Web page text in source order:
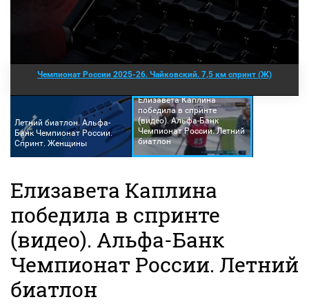
Чемпионат России 2025-26. Чайковский. 7,5 км спринт (Ж)
Летний биатлон. Альфа-
Банк Чемпионат России.
Спринт. Женщины
Елизавета Каплина
победила в спринте
(видео). Альфа-Банк
Чемпионат России. Летний
биатлон
Елизавета Каплина
победила в спринте
(видео). Альфа-Банк
Чемпионат России. Летний
биатлон